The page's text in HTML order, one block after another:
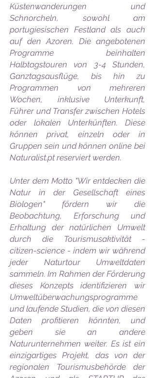
Küstenwanderungen und
Schnorcheln, sowohl am
portugiesischen Festland als auch
auf den Azoren. Die angebotenen
Programme beinhalten
Halbtagstouren von 3-4 Stunden,
Ganztagsausflüge, bis hin zu
Programmen von mehreren
Wochen, inklusive Unterkunft,
Führer und Transfer zwischen Hotels
oder lokalen Unterkünften. Diese
können privat, einzeln oder in
Gruppen sein und können online bei
Naturalist.pt reserviert werden.
Unter dem Motto "Wir entdecken die
Natur in der Gesellschaft eines
Biologen" fördern wir die
Beobachtung, Erforschung und
Erhaltung der natürlichen Umwelt
durch die Tourismusaktivität -
citizen-science - indem wir während
jeder Naturtour Umweltdaten
sammeln. Im Rahmen der Förderung
dieses Konzepts identifizieren wir
Umweltüberwachungsprogramme
und laufende Studien, die von diesen
Daten profitieren könnten, und
geben sie an andere
Naturunternehmen weiter. Es ist ein
einzigartiges Projekt, das von der
regionalen Tourismusbehörde der